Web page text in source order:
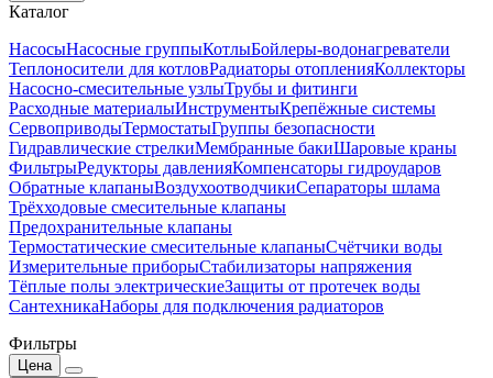
Каталог
НасосыНасосные группыКотлыБойлеры-водонагреватели
Теплоносители для котловРадиаторы отопленияКоллекторы
Насосно-смесительные узлыТрубы и фитинги
Расходные материалыИнструментыКрепёжные системы
СервоприводыТермостатыГруппы безопасности
Гидравлические стрелкиМембранные бакиШаровые краны
ФильтрыРедукторы давленияКомпенсаторы гидроударов
Обратные клапаныВоздухоотводчикиСепараторы шлама
Трёхходовые смесительные клапаны
Предохранительные клапаны
Термостатические смесительные клапаныСчётчики воды
Измерительные приборыСтабилизаторы напряжения
Тёплые полы электрическиеЗащиты от протечек воды
СантехникаНаборы для подключения радиаторов
Фильтры
Цена